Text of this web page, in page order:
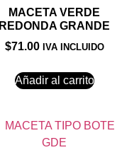
MACETA VERDE
REDONDA GRANDE
$71.00 IVA INCLUIDO
Añadir al carrito